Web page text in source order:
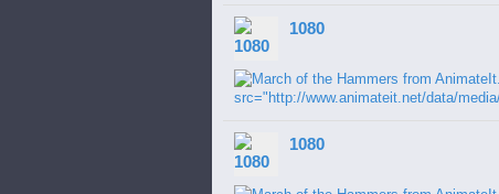
1080
src="http://www.animateit.net/data/
1080